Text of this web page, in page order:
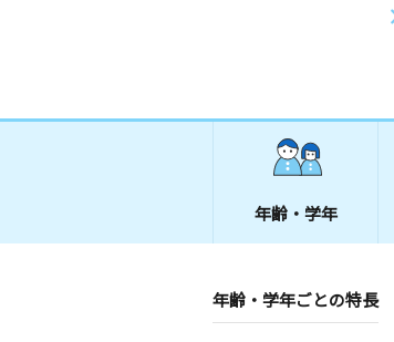
年齢・学年
年齢・学年ごとの特長